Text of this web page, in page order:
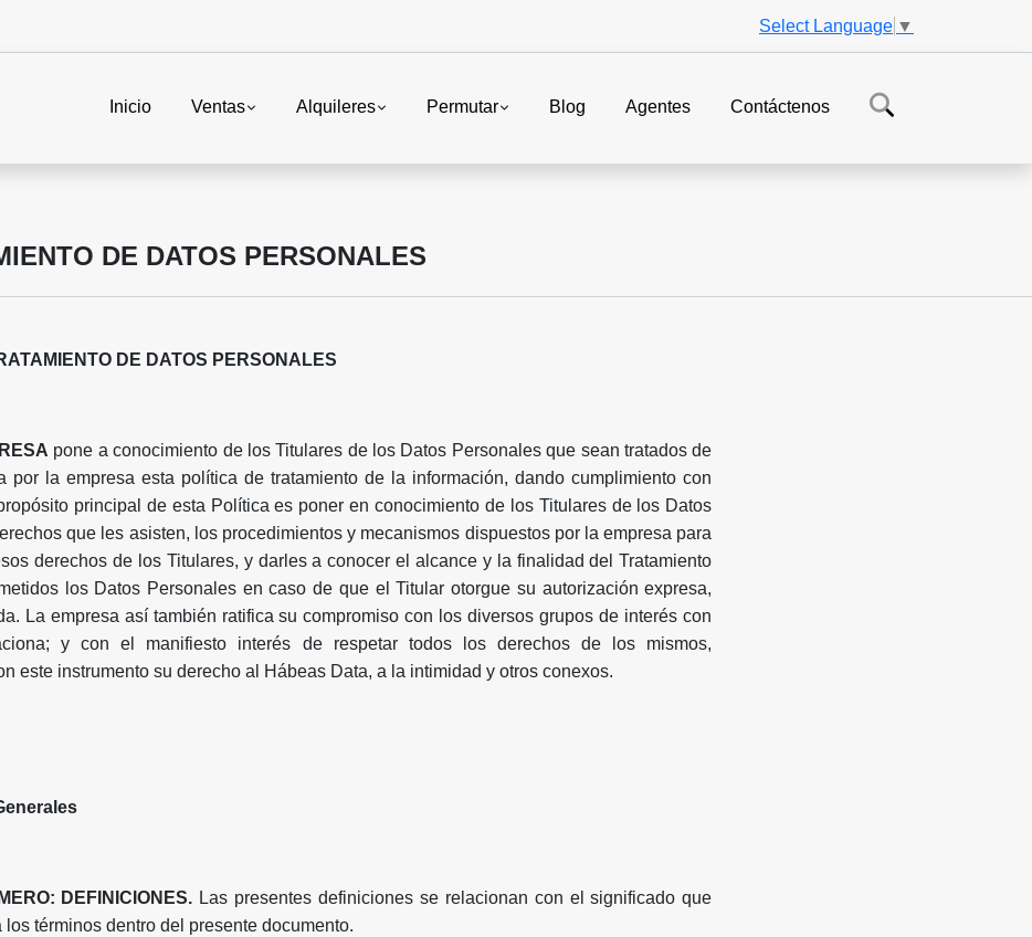
Select Language ▼
Inicio Ventas Alquileres Permutar Blog Agentes Contáctenos
DE DATOS PERSONALES
DE DATOS PERSONALES
pone a conocimiento de los Titulares de los Datos Personales que sean tratados de
por la empresa esta política de tratamiento de la información, dando cumplimiento con
principal de esta Política es poner en conocimiento de los Titulares de los Datos
que les asisten, los procedimientos y mecanismos dispuestos por la empresa para
derechos de los Titulares, y darles a conocer el alcance y la finalidad del Tratamiento
los Datos Personales en caso de que el Titular otorgue su autorización expresa,
La empresa así también ratifica su compromiso con los diversos grupos de interés con
y con el manifiesto interés de respetar todos los derechos de los mismos,
este instrumento su derecho al Hábeas Data, a la intimidad y otros conexos.
DEFINICIONES. Las presentes definiciones se relacionan con el significado que
los términos dentro del presente documento.